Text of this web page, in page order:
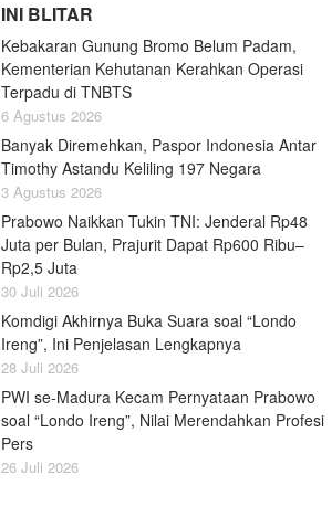
INI BLITAR
Kebakaran Gunung Bromo Belum Padam,
Kementerian Kehutanan Kerahkan Operasi
Terpadu di TNBTS
6 Agustus 2026
Banyak Diremehkan, Paspor Indonesia Antar
Timothy Astandu Keliling 197 Negara
3 Agustus 2026
Prabowo Naikkan Tukin TNI: Jenderal Rp48
Juta per Bulan, Prajurit Dapat Rp600 Ribu–
Rp2,5 Juta
30 Juli 2026
Komdigi Akhirnya Buka Suara soal “Londo
Ireng”, Ini Penjelasan Lengkapnya
28 Juli 2026
PWI se-Madura Kecam Pernyataan Prabowo
soal “Londo Ireng”, Nilai Merendahkan Profesi
Pers
26 Juli 2026